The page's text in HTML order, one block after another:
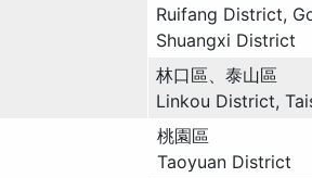
Ruifang District,
Shuangxi District
林口區、泰山區
Linkou District,
桃園區
Taoyuan District